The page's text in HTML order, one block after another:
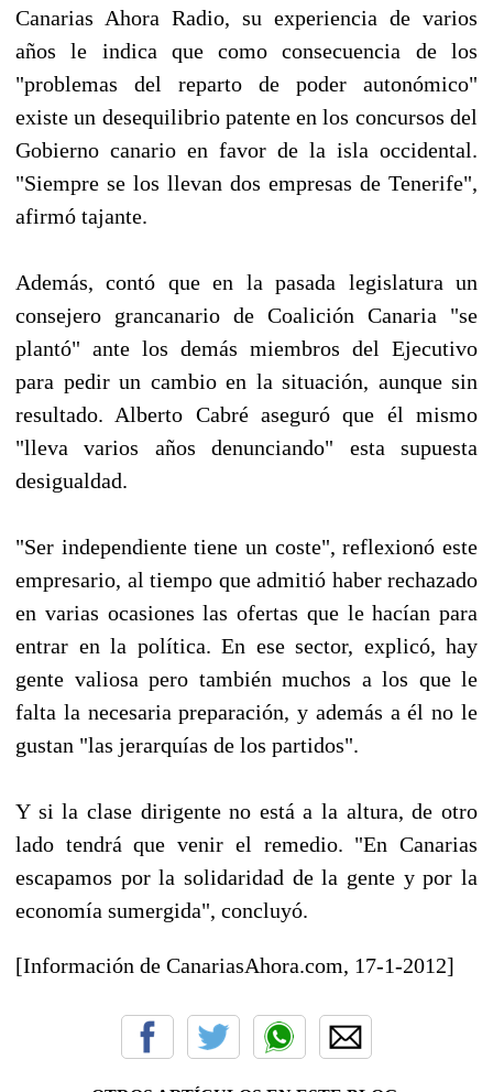
Canarias Ahora Radio, su experiencia de varios
años le indica que como consecuencia de los
"problemas del reparto de poder autonómico"
existe un desequilibrio patente en los concursos del
Gobierno canario en favor de la isla occidental.
"Siempre se los llevan dos empresas de Tenerife",
afirmó tajante.
Además, contó que en la pasada legislatura un
consejero grancanario de Coalición Canaria "se
plantó" ante los demás miembros del Ejecutivo
para pedir un cambio en la situación, aunque sin
resultado. Alberto Cabré aseguró que él mismo
"lleva varios años denunciando" esta supuesta
desigualdad.
"Ser independiente tiene un coste", reflexionó este
empresario, al tiempo que admitió haber rechazado
en varias ocasiones las ofertas que le hacían para
entrar en la política. En ese sector, explicó, hay
gente valiosa pero también muchos a los que le
falta la necesaria preparación, y además a él no le
gustan "las jerarquías de los partidos".
Y si la clase dirigente no está a la altura, de otro
lado tendrá que venir el remedio. "En Canarias
escapamos por la solidaridad de la gente y por la
economía sumergida", concluyó.
[Información de CanariasAhora.com, 17-1-2012]